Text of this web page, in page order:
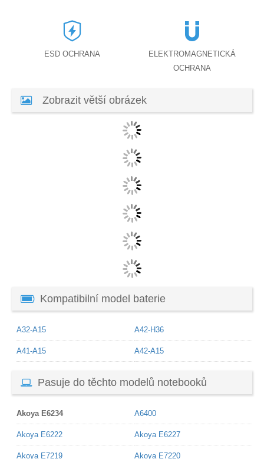
ESD OCHRANA
ELEKTROMAGNETICKÁ
OCHRANA
Zobrazit větší obrázek
Kompatibilní model baterie
A32-A15 A42-H36
A41-A15 A42-A15
Pasuje do těchto modelů notebooků
Akoya E6234 A6400
Akoya E6222 Akoya E6227
Akoya E7219 Akoya E7220